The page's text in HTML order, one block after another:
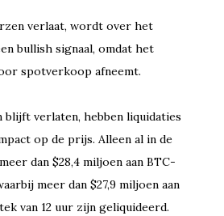
verlaat, wordt over het
bullish signaal, omdat het
spotverkoop afneemt.
blijft verlaten, hebben liquidaties
op de prijs. Alleen al in de
dan $28,4 miljoen aan BTC-
meer dan $27,9 miljoen aan
van 12 uur zijn geliquideerd.